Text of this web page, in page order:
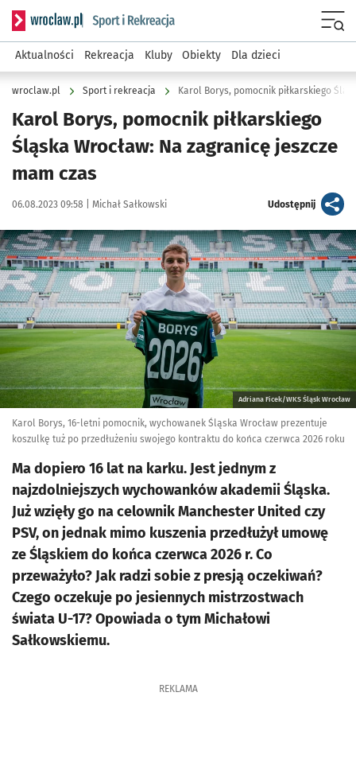
Serwis informacyjny wroclaw.pl podserwis: Sport i rekreacja
Aktualności Rekreacja Kluby Obiekty Dla dzieci
wroclaw.pl Sport i rekreacja
Karol Borys, pomocnik piłkarskiego
Śląska Wrocław: Na zagranicę jeszcze
mam czas
Data publikacji:
06.08.2023 09:58 | Autor:
Michał Sałkowski Udostępnijartykuł
Kliknij, aby powiększyć
Adriana Ficek/WKS Śląsk Wrocław
Karol Borys, 16-letni pomocnik, wychowanek Śląska Wrocław prezentuje
koszulkę tuż po przedłużeniu swojego kontraktu do końca czerwca 2026 roku
Ma dopiero 16 lat na karku. Jest jednym z
najzdolniejszych wychowanków akademii Śląska.
Już wzięły go na celownik Manchester United czy
PSV, on jednak mimo kuszenia przedłużył umowę
ze Śląskiem do końca czerwca 2026 r. Co
przeważyło? Jak radzi sobie z presją oczekiwań?
Czego oczekuje po jesiennych mistrzostwach
świata U-17? Opowiada o tym Michałowi
Sałkowskiemu.
REKLAMA